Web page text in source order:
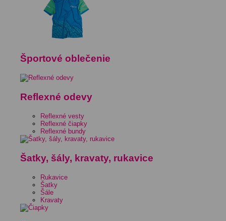
Športové oblečenie
Reflexné odevy
Reflexné vesty
Reflexné čiapky
Reflexné bundy
Šatky, šály, kravaty, rukavice
Rukavice
Šatky
Šále
Kravaty